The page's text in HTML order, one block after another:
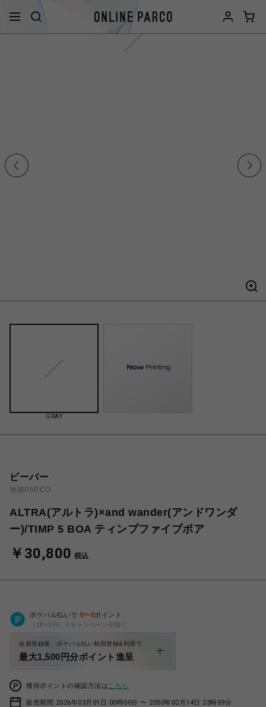
GRAY
ビーバー
池袋PARCO
ALTRA(アルトラ)×and wander(アンドワンダ
ー)/TIMP 5 BOA ティンプファイブボア
￥30,800 税込
ポケパル払いで 0〜0ポイント
（1P=1円）※キャンペーン分除く
会員登録後、ポケパル払い初回登録&利用で
最大1,500円分ポイント進呈
獲得ポイントの確認方法は こちら
販売期間 2026年03月01日 00時00分 〜 2050年02月14日 23時59分